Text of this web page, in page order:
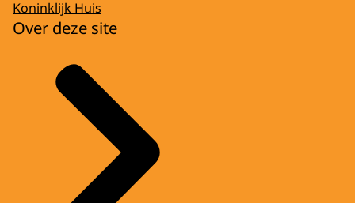
Koninklijk Huis
Over deze site